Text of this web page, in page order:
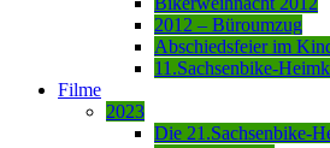
2012 – Büroumzug
Abschiedsfeier im
11.Sachsenbike-
Filme
2023
Die 21.Sachsenbike-